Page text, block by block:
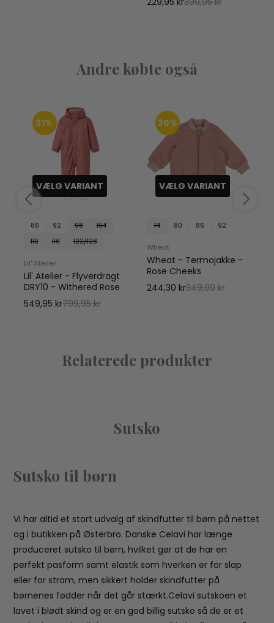
Andre købte også
31%
VÆLG VARIANT
86 92 98
104
110
116 122/128
Lil' Atelier
Lil' Atelier - Flyverdragt
DRY10 - Withered Rose
549,95 kr799,95 kr
30%
VÆLG VARIANT
74 80 86 92
Wheat
Wheat - Termojakke -
Rose Cheeks
244,30 kr349,00 kr
Relaterede produkter
Sutsko
Sutsko til børn
Vi har altid et stort udvalg af skindfutter til børn på nettet
og i butikken på Østerbro. Danske Celavi har længe
produceret sutsko til børn, hvilket gør at de har en
perfekt pasform samt elastik som hverken er for slap
eller for stram, men sikkert holder skindfutter på
børnenes fødder når det går stærkt.Celavi sutskoen et
lavet i blødt skind og er en god billig sutsko så de er et